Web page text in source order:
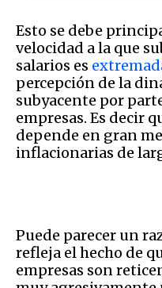
Esto se debe
velocidad a la que
salarios es
percepción de la
subyacente por
empresas. Es decir
depende en gran
inflacionarias de
Puede parecer un
refleja el hecho de
empresas son